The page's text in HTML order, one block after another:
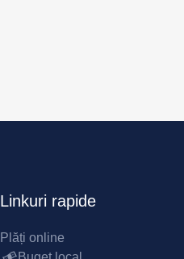
Linkuri rapide
Plăți online